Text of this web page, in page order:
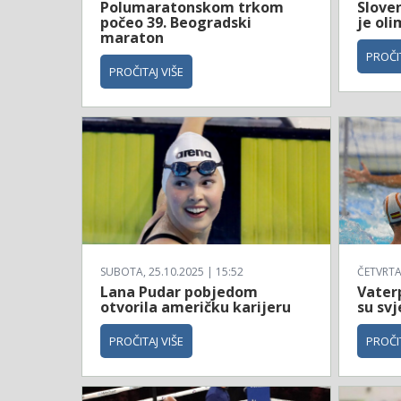
Polumaratonskom trkom
počeo 39. Beogradski
maraton
PROČITAJ VIŠE
je
SUBOTA, 25.10.2025 | 15:52
Lana Pudar pobjedom
otvorila američku karijeru
PROČITAJ VIŠE
su